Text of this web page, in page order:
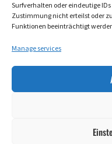
Surfverhalten oder eindeutige
Zustimmung nicht erteilst oder
Funktionen beeinträchtigt
Manage services
beim Betrachten der
Imprint
Site